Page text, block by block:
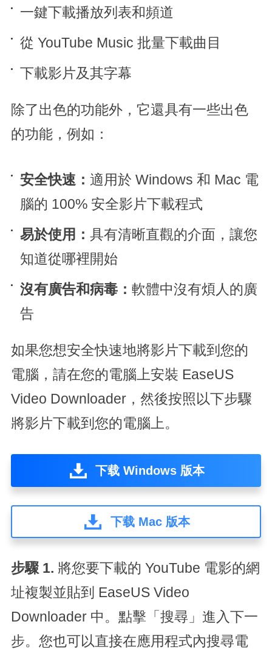
一鍵下載播放列表和頻道
從 YouTube Music 批量下載曲目
下載影片及其字幕
除了出色的功能外，它還具有一些出色
的功能，例如：
安全快速： 適用於 Windows 和 Mac 電
腦的 100% 安全影片下載程式
易於使用： 具有清晰直觀的介面，讓您
知道從哪裡開始
沒有廣告和病毒： 軟體中沒有煩人的廣
告
如果您想安全快速地將影片下載到您的
電腦，請在您的電腦上安裝 EaseUS
Video Downloader，然後按照以下步驟
將影片下載到您的電腦上。
下载 Windows 版本
下载 Mac 版本
步驟 1. 將您要下載的 YouTube 電影的網
址複製並貼到 EaseUS Video
Downloader 中。點擊「搜尋」進入下一
步。您也可以直接在應用程式內搜尋電